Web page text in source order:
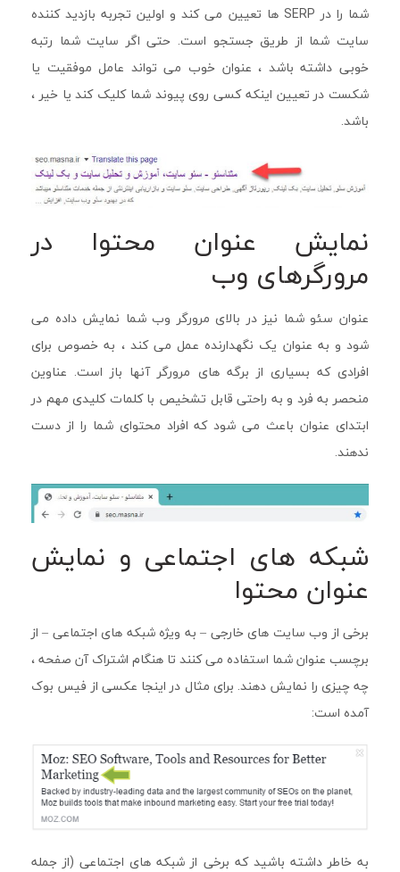
شما را در SERP ها تعیین می کند و اولین تجربه بازدید کننده
سایت شما از طریق جستجو است. حتی اگر سایت شما رتبه
خوبی داشته باشد ، عنوان خوب می تواند عامل موفقیت یا
شکست در تعیین اینکه کسی روی پیوند شما کلیک کند یا خیر ،
باشد.
نمایش عنوان محتوا در
مرورگرهای وب
عنوان سئو شما نیز در بالای مرورگر وب شما نمایش داده می
شود و به عنوان یک نگهدارنده عمل می کند ، به خصوص برای
افرادی که بسیاری از برگه های مرورگر آنها باز است. عناوین
منحصر به فرد و به راحتی قابل تشخیص با کلمات کلیدی مهم در
ابتدای عنوان باعث می شود که افراد محتوای شما را از دست
ندهند.
شبکه های اجتماعی و نمایش
عنوان محتوا
برخی از وب سایت های خارجی – به ویژه شبکه های اجتماعی – از
برچسب عنوان شما استفاده می کنند تا هنگام اشتراک آن صفحه ،
چه چیزی را نمایش دهند. برای مثال در اینجا عکسی از فیس بوک
آمده است:
به خاطر داشته باشید که برخی از شبکه های اجتماعی (از جمله